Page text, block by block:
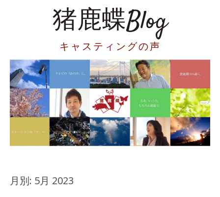
猪鹿蝶Blog
キャスティングの声
月別: 5月 2023